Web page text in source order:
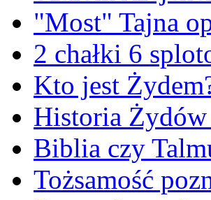
"Most" Tajna
2 chałki 6
Kto jest
Historia
Biblia czy
Tożsamość